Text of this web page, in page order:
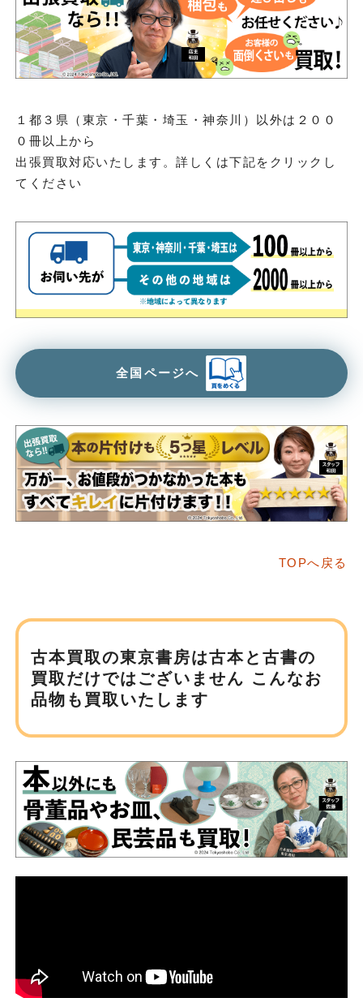
１都３県（東京・千葉・埼玉・神奈川）以外は２００
０冊以上から
出張買取対応いたします。詳しくは下記をクリックし
てください
全国ページへ
TOPへ戻る
古本買取の東京書房は古本と古書の
買取だけではございません こんなお
品物も買取いたします